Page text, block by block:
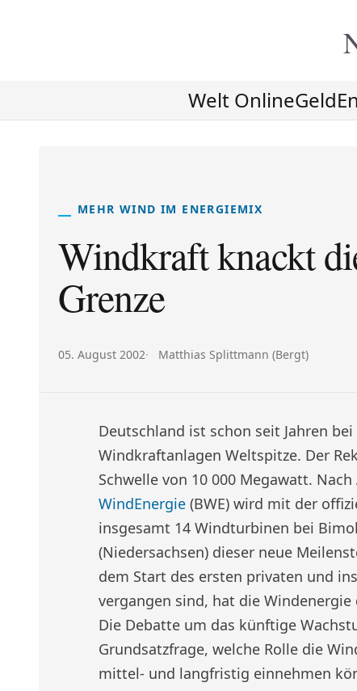
Welt OnlineGeld
MEHR WIND IM ENERGIEMIX
Windkraft knackt
Grenze
Veröffentlicht am:
05. August 2002 Autor:
Matthias Splittmann (Bergt)
Deutschland ist schon seit Jahren
Windkraftanlagen Weltspitze. Der
Schwelle von 10 000 Megawatt.
WindEnergie (BWE) wird mit der
insgesamt 14 Windturbinen bei
(Niedersachsen) dieser neue
dem Start des ersten privaten und
vergangen sind, hat die
Die Debatte um das künftige
Grundsatzfrage, welche Rolle die
mittel- und langfristig einnehmen